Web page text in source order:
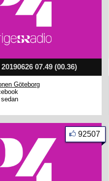
07.49 (00.36)
Göteborg
92507